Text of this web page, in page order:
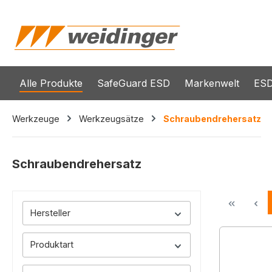
Alle Produkte SafeGuard ESD Markenwelt
Werkzeuge Werkzeugsätze Schraubendrehersatz
Schraubendrehersatz
Hersteller
Produktart